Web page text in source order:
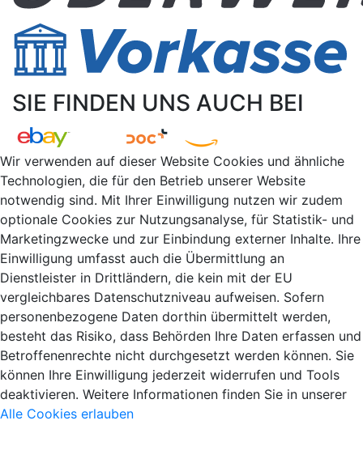
SIE FINDEN UNS AUCH BEI
Wir verwenden auf dieser Website Cookies und ähnliche
Technologien, die für den Betrieb unserer Website
notwendig sind. Mit Ihrer Einwilligung nutzen wir zudem
optionale Cookies zur Nutzungsanalyse, für Statistik- und
Marketingzwecke und zur Einbindung externer Inhalte. Ihre
Einwilligung umfasst auch die Übermittlung an
Dienstleister in Drittländern, die kein mit der EU
vergleichbares Datenschutzniveau aufweisen. Sofern
personenbezogene Daten dorthin übermittelt werden,
besteht das Risiko, dass Behörden Ihre Daten erfassen und
Betroffenenrechte nicht durchgesetzt werden können. Sie
können Ihre Einwilligung jederzeit widerrufen und Tools
deaktivieren. Weitere Informationen finden Sie in unserer
Alle Cookies erlauben